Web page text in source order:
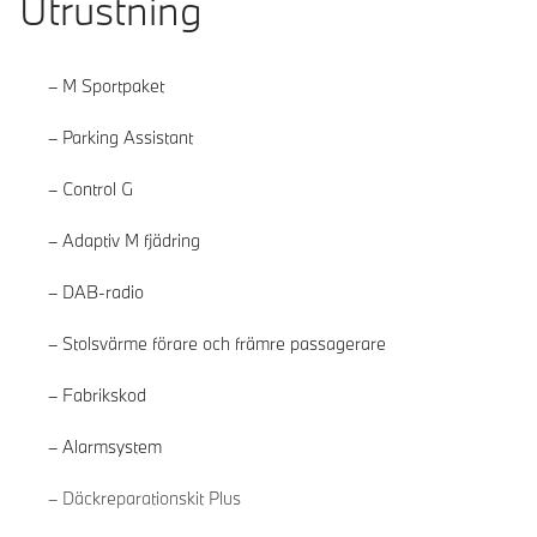
Utrustning
M Sportpaket
Parking Assistant
Control G
Adaptiv M fjädring
DAB-radio
Stolsvärme förare och främre passagerare
Fabrikskod
Alarmsystem
Däckreparationskit Plus